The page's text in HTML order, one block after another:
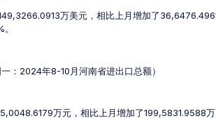
万美元，相比上月增加了
一：2024年8-10月河南省进出口总额）
万元，相比上月增加了199,5831.9588